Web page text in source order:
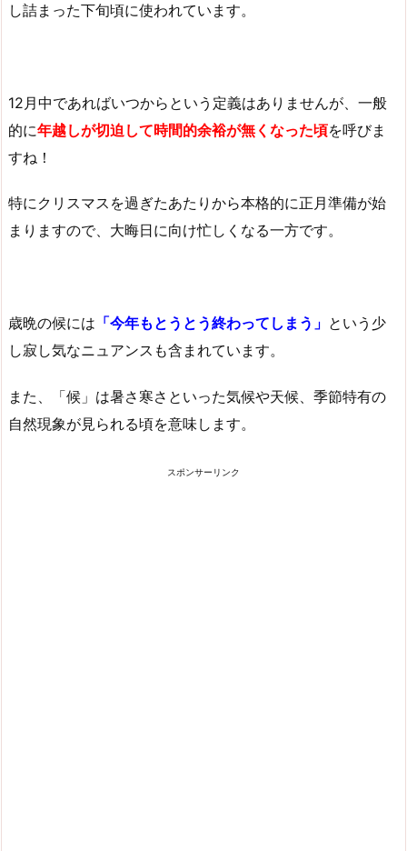
し詰まった下旬頃に使われています。
12月中であればいつからという定義はありませんが、一般
的に年越しが切迫して時間的余裕が無くなった頃を呼びま
すね！
特にクリスマスを過ぎたあたりから本格的に正月準備が始
まりますので、大晦日に向け忙しくなる一方です。
歳晩の候には 「今年もとうとう終わってしまう」 という少
し寂し気なニュアンスも含まれています。
また、「候」は暑さ寒さといった気候や天候、季節特有の
自然現象が見られる頃を意味します。
スポンサーリンク